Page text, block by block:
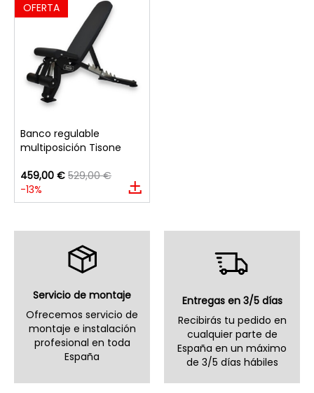
OFERTA
Banco regulable
multiposición Tisone
459,00 € 529,00 €
-13%
Servicio de montaje
Ofrecemos servicio de
montaje e instalación
profesional en toda
España
Entregas en 3/5 días
Recibirás tu pedido en
cualquier parte de
España en un máximo
de 3/5 días hábiles